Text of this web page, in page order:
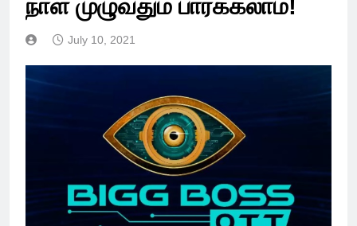
நாள் முழுவதும் பார்க்கலாம்!
July 10, 2021